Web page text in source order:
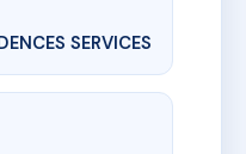
SERVICES